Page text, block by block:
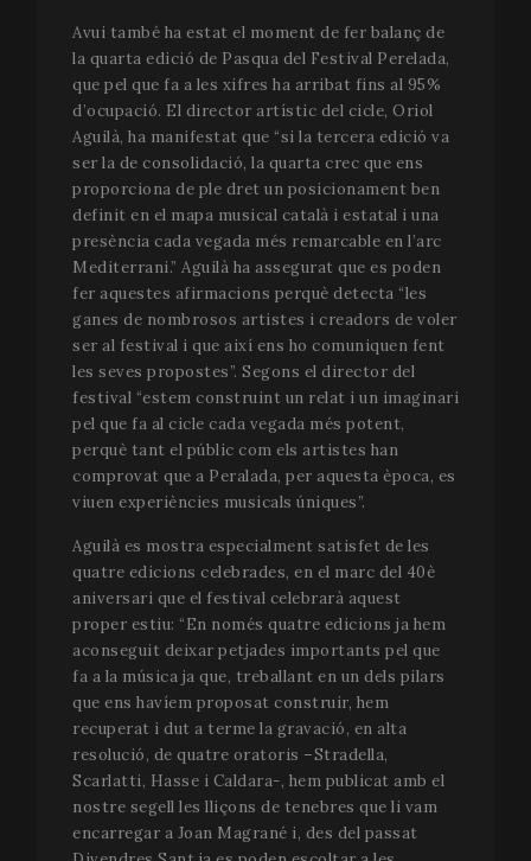
Avui també ha estat el moment de fer balanç de
la quarta edició de Pasqua del Festival Perelada,
que pel que fa a les xifres ha arribat fins al 95%
d’ocupació. El director artístic del cicle, Oriol
Aguilà, ha manifestat que “si la tercera edició va
ser la de consolidació, la quarta crec que ens
proporciona de ple dret un posicionament ben
definit en el mapa musical català i estatal i una
presència cada vegada més remarcable en l’arc
Mediterrani.” Aguilà ha assegurat que es poden
fer aquestes afirmacions perquè detecta “les
ganes de nombrosos artistes i creadors de voler
ser al festival i que així ens ho comuniquen fent
les seves propostes”. Segons el director del
festival “estem construint un relat i un imaginari
pel que fa al cicle cada vegada més potent,
perquè tant el públic com els artistes han
comprovat que a Peralada, per aquesta època, es
viuen experiències musicals úniques”.
Aguilà es mostra especialment satisfet de les
quatre edicions celebrades, en el marc del 40è
aniversari que el festival celebrarà aquest
proper estiu: “En només quatre edicions ja hem
aconseguit deixar petjades importants pel que
fa a la música ja que, treballant en un dels pilars
que ens havíem proposat construir, hem
recuperat i dut a terme la gravació, en alta
resolució, de quatre oratoris –Stradella,
Scarlatti, Hasse i Caldara-, hem publicat amb el
nostre segell les lliçons de tenebres que li vam
encarregar a Joan Magrané i, des del passat